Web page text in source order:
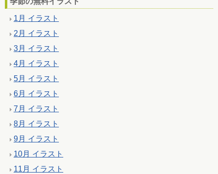
1月 イラスト
2月 イラスト
3月 イラスト
4月 イラスト
5月 イラスト
6月 イラスト
7月 イラスト
8月 イラスト
9月 イラスト
10月 イラスト
11月 イラスト